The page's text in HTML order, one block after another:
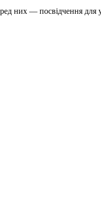
них — посвідчення для